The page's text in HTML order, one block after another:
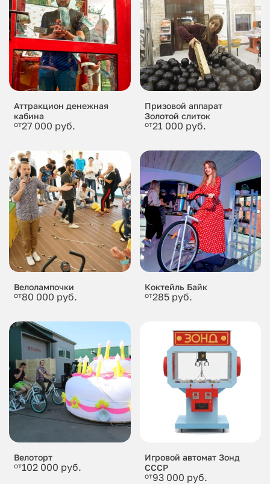
Аттракцион денежная
кабина
от27 000 руб.
Призовой аппарат
Золотой слиток
от21 000 руб.
Велолампочки
от80 000 руб.
Коктейль Байк
от285 руб.
Велоторт
от102 000 руб.
Игровой автомат Зонд
СССР
от93 000 руб.